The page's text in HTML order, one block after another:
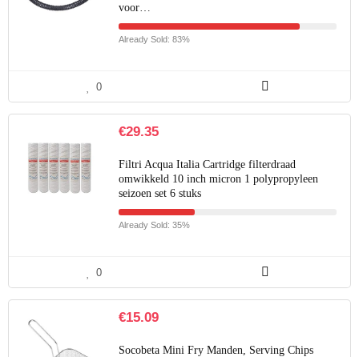
voor…
Already Sold: 83%
0
€29.35
Filtri Acqua Italia Cartridge filterdraad
omwikkeld 10 inch micron 1 polypropyleen
seizoen set 6 stuks
Already Sold: 35%
0
€15.09
Socobeta Mini Fry Manden, Serving Chips